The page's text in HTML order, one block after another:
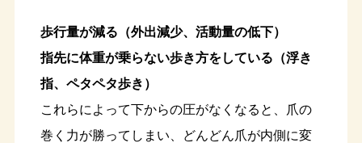
歩行量が減る（外出減少、活動量の低下）
指先に体重が乗らない歩き方をしている（浮き
指、ペタペタ歩き）
これらによって下からの圧がなくなると、爪の
巻く力が勝ってしまい、どんどん爪が内側に変